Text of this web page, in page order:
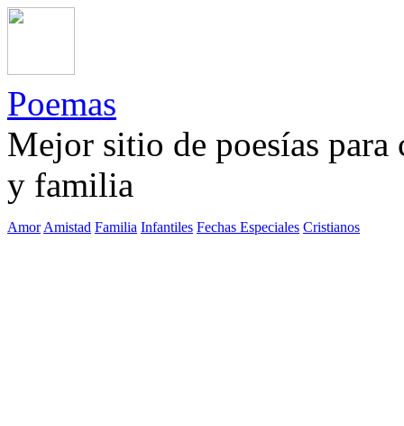
Poemas
Mejor sitio de poesías
y familia
Amor Amistad Familia Infantiles Fechas Especiales Cristianos